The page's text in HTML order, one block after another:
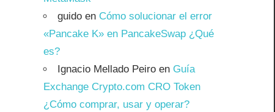
guidoen Cómo solucionar el error
«Pancake K» en PancakeSwap ¿Qué
es?
Ignacio Mellado Peiroen Guía
Exchange Crypto.com CRO Token
¿Cómo comprar, usar y operar?